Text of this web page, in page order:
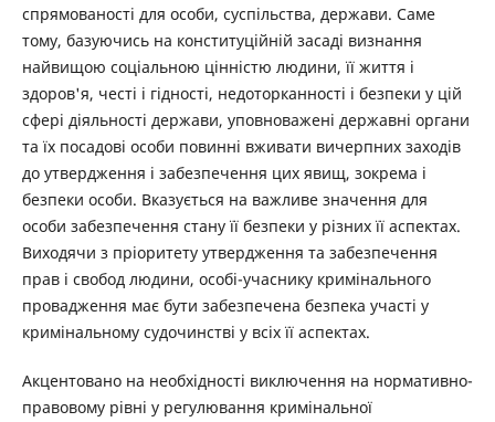
спрямованості для особи, суспільства, держави. Саме
тому, базуючись на конституційній засаді визнання
найвищою соціальною цінністю людини, її життя і
здоров'я, честі і гідності, недоторканності і безпеки у цій
сфері діяльності держави, уповноважені державні органи
та їх посадові особи повинні вживати вичерпних заходів
до утвердження і забезпечення цих явищ, зокрема і
безпеки особи. Вказується на важливе значення для
особи забезпечення стану її безпеки у різних її аспектах.
Виходячи з пріоритету утвердження та забезпечення
прав і свобод людини, особі-учаснику кримінального
провадження має бути забезпечена безпека участі у
кримінальному судочинстві у всіх її аспектах.
Акцентовано на необхідності виключення на нормативно-
правовому рівні у регулювання кримінальної